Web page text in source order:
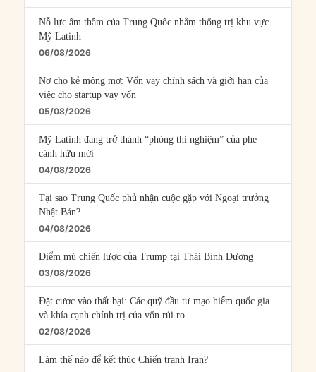
Nỗ lực âm thầm của Trung Quốc nhằm thống trị khu vực
Mỹ Latinh
06/08/2026
Nợ cho kẻ mộng mơ: Vốn vay chính sách và giới hạn của
việc cho startup vay vốn
05/08/2026
Mỹ Latinh đang trở thành “phòng thí nghiệm” của phe
cánh hữu mới
04/08/2026
Tại sao Trung Quốc phủ nhận cuộc gặp với Ngoại trưởng
Nhật Bản?
04/08/2026
Điểm mù chiến lược của Trump tại Thái Bình Dương
03/08/2026
Đặt cược vào thất bại: Các quỹ đầu tư mạo hiểm quốc gia
và khía cạnh chính trị của vốn rủi ro
02/08/2026
Làm thế nào để kết thúc Chiến tranh Iran?